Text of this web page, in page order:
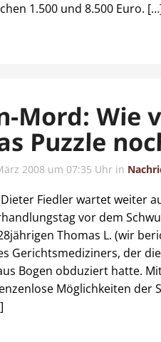
1.500 und 8.500 Euro.
Mord: Wie
Puzzle
2008 um 07:35 Uhr in
Fiedler wartet weiter
vor dem
Thomas L. (wir
Gerichtsmediziners, der
Bogen obduziert hatte.
Möglichkeiten der